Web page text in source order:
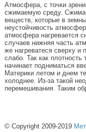
Атмосфера, с точки
сжимаемую среду.
веществ, которые в
неустойчивость
атмосфера нагревается
случаев нижняя часть
же нагреватеся сверху и
слабо. Так как
начинает подниматься
Материки летом и днем
холоднее. Из-за такой
перемешивания. Таким
© Copyright 2009-2019